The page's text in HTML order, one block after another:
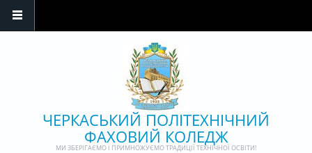
ЧЕРКАСЬКИЙ ПОЛІТЕХНІЧНИЙ
ФАХОВИЙ КОЛЕДЖ
МИ ЗБЕРІГАЄМО І ПРИМНОЖУЄМО ТРАДИЦІЇ ТЕХНІЧНОЇ ОСВІТИ!